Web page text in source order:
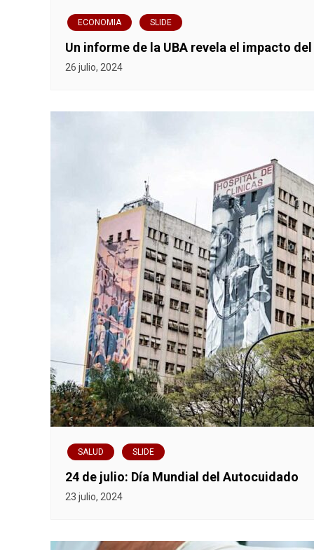
n
t
r
a
ECONOMIA SLIDE
Un informe de la UBA revela el impacto
26 julio, 2024
SALUD SLIDE
24 de julio: Día Mundial del Autocuidado
23 julio, 2024